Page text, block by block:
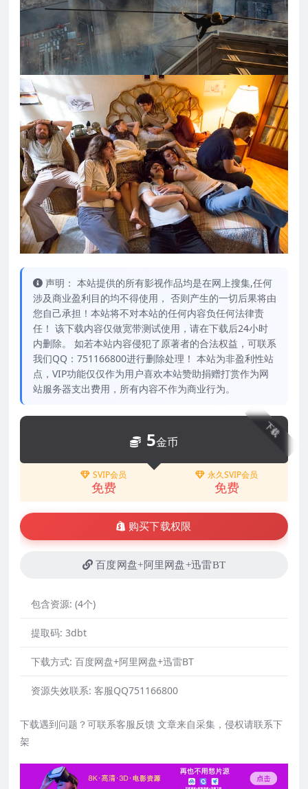
声明： 本站提供的所有影视作品均是在网上搜集,任何
涉及商业盈利目的均不得使用， 否则产生的一切后果将由
您自己承担！本站将不对本站的任何内容负任何法律责
任！ 该下载内容仅做宽带测试使用，请在下载后24小时
内删除。 如若本站内容侵犯了原著者的合法权益，可联系
我们QQ：751166800进行删除处理！ 本站为非盈利性站
点，VIP功能仅仅作为用户喜欢本站赞助捐赠打赏作为网
站服务器支出费用，所有内容不作为商业行为。
下载
5金币
SVIP会员
免费
永久SVIP会员
免费
购买下载权限
百度网盘+阿里网盘+迅雷BT
包含资源: (4个)
提取码: 3dbt
下载方式: 百度网盘+阿里网盘+迅雷BT
资源失效联系: 客服QQ751166800
下载遇到问题？可联系客服反馈 文章来自采集，侵权请联系下
架